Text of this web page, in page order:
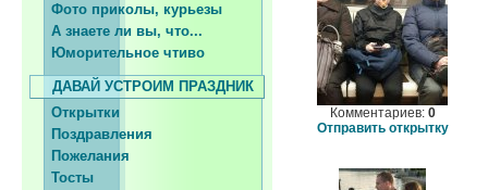
Фото приколы, курьезы
А знаете ли вы, что...
Юморительное чтиво
ДАВАЙ УСТРОИМ ПРАЗДНИК
Открытки
Поздравления
Пожелания
Тосты
Комментариев: 0
Отправить открытку